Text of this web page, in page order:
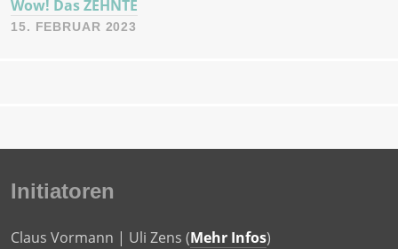
Wow! Das ZEHNTE
15. FEBRUAR 2023
Initiatoren
Claus Vormann | Uli Zens (Mehr Infos)